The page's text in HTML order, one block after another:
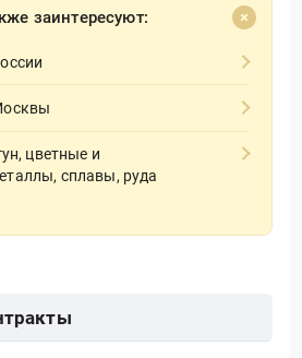
заинтересуют:
цветные и
сплавы, руда